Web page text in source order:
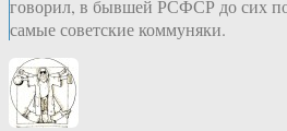
говорил, в бывшей РСФСР до сих
самые советские коммуняки.